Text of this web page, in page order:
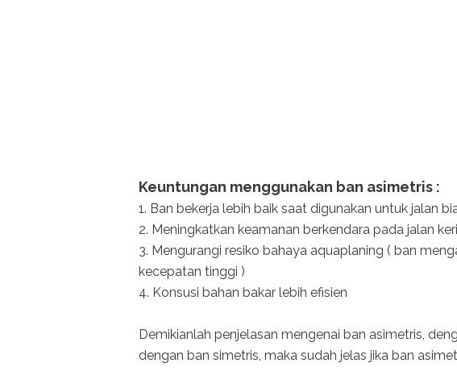
Keuntungan menggunakan ban asimetris :
1. Ban bekerja lebih baik saat digunakan untuk jalan
2. Meningkatkan keamanan berkendara pada jalan
3. Mengurangi resiko bahaya aquaplaning ( ban
kecepatan tinggi )
4. Konsusi bahan bakar lebih efisien
Demikianlah penjelasan mengenai ban asimetris,
dengan ban simetris, maka sudah jelas jika ban